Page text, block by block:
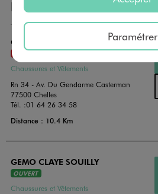
NOS AUTRES MAGASINS
GEMO CHELLES
FERMÉ
Chaussures et Vêtements
Rn 34 - Av. Du Gendarme Casterman
77500 Chelles
Tél. :01 64 26 34 58
Distance : 10.4 Km
GEMO CLAYE SOUILLY
OUVERT
Chaussures et Vêtements
Paramétrer